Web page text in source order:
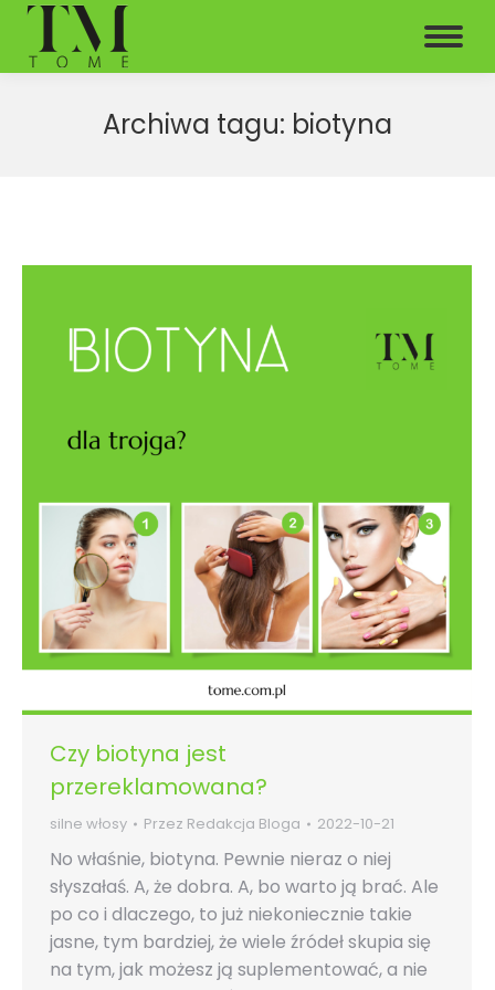
Archiwa tagu: biotyna
Czy biotyna jest
przereklamowana?
silne włosy Przez Redakcja Bloga 2022-10-21
No właśnie, biotyna. Pewnie nieraz o niej
słyszałaś. A, że dobra. A, bo warto ją brać. Ale
po co i dlaczego, to już niekoniecznie takie
jasne, tym bardziej, że wiele źródeł skupia się
na tym, jak możesz ją suplementować, a nie